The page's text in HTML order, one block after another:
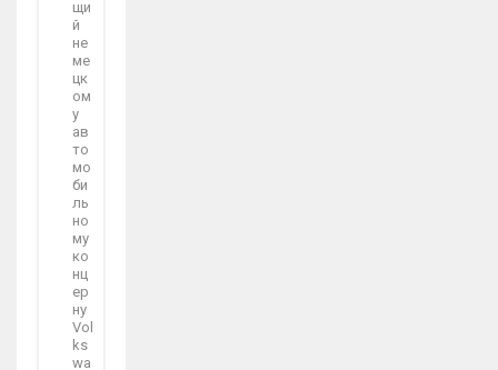
щи
й
не
ме
цк
ом
у
ав
то
мо
би
ль
но
му
ко
нц
ер
ну
Vol
ks
wa